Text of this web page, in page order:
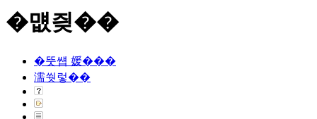
�먮즺��
�뚯썝 媛���
濡쒓렇��